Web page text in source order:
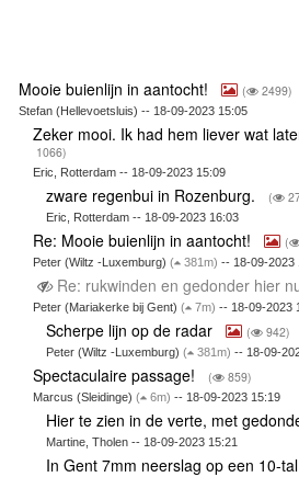
Mooie buienlijn in aantocht! ( 2499)
Stefan (Hellevoetsluis) -- 18-09-2023 15:05
Zeker mooi. Ik had hem liever wat
1066)
Eric, Rotterdam -- 18-09-2023 15:09
zware regenbui in Rozenburg. (
Eric, Rotterdam -- 18-09-2023 16:03
Re: Mooie buienlijn in aantocht! (
Peter (Wiltz -Luxemburg) ( 381m) -- 18-09-2023
Re: rukwinden en gedonder hier
Peter (Mariakerke bij Gent) ( 7m) -- 18-09-2023
Scherpe lijn op de radar ( 942)
Peter (Wiltz -Luxemburg)( 381m) -- 18-09-
Spectaculaire passage! ( 859)
Marcus (Sleidinge) ( 6m) -- 18-09-2023 15:19
Hier te zien in de verte, met
Martine, Tholen -- 18-09-2023 15:21
In Gent 7mm neerslag op een 10-